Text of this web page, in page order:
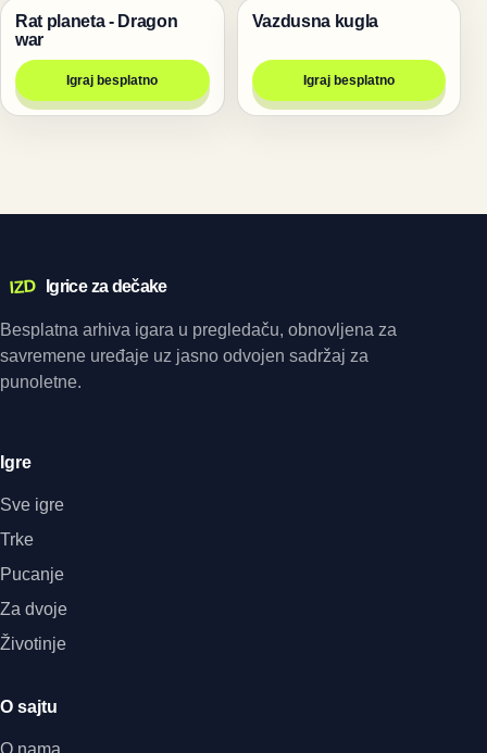
Igre
Rat planeta - Dragon
war
Igraj besplatno
Igre
Vazdusna kugla
Igraj besplatno
IZD Igrice za dečake
Besplatna arhiva igara u pregledaču, obnovljena za
savremene uređaje uz jasno odvojen sadržaj za
punoletne.
Igre
Sve igre
Trke
Pucanje
Za dvoje
Životinje
O sajtu
O nama